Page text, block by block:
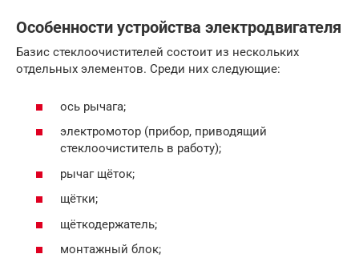
Особенности устройства электродвигателя
Базис стеклоочистителей состоит из нескольких
отдельных элементов. Среди них следующие:
ось рычага;
электромотор (прибор, приводящий
стеклоочиститель в работу);
рычаг щёток;
щётки;
щёткодержатель;
монтажный блок;